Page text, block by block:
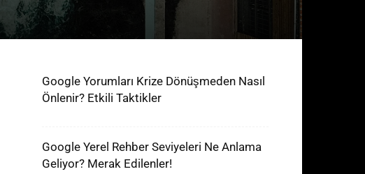
Google Yorumları Krize Dönüşmeden Nasıl
Önlenir? Etkili Taktikler
Google Yerel Rehber Seviyeleri Ne Anlama
Geliyor? Merak Edilenler!